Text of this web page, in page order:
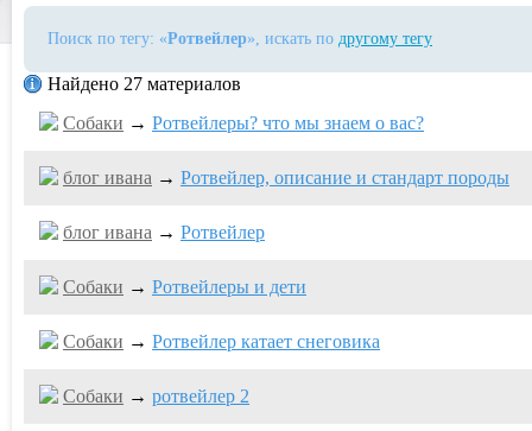
Поиск по тегу: «Ротвейлер», искать по другому тегу
Найдено 27 материалов
Собаки → Ротвейлеры? что мы знаем о вас?
блог ивaна → Ротвейлер, описание и стандарт породы
блог ивaна → Ротвейлер
Собаки → Ротвейлеры и дети
Собаки → Ротвейлер катает снеговика
Собаки → ротвейлер 2